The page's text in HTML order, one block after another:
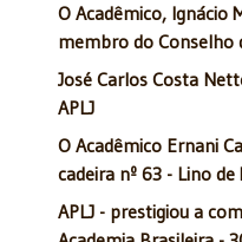
O Acadêmico, Ignácio
membro do Conselho
José Carlos Costa
APLJ
O Acadêmico Ernani
cadeira nº 63 - Lino
APLJ - prestigiou a